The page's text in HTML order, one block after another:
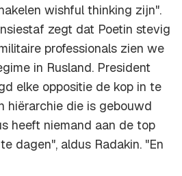
wishful thinking zijn".
zegt dat Poetin stevig
professionals zien we
in Rusland. President
elke oppositie de kop in te
hiërarchie die is gebouwd
heeft niemand aan de top
dagen", aldus Radakin. "En